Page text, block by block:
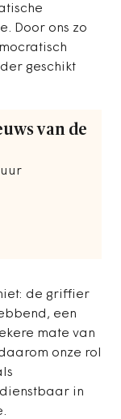
Door ons zo
geschikt
van de
de griffier
een
mate van
onze rol
in